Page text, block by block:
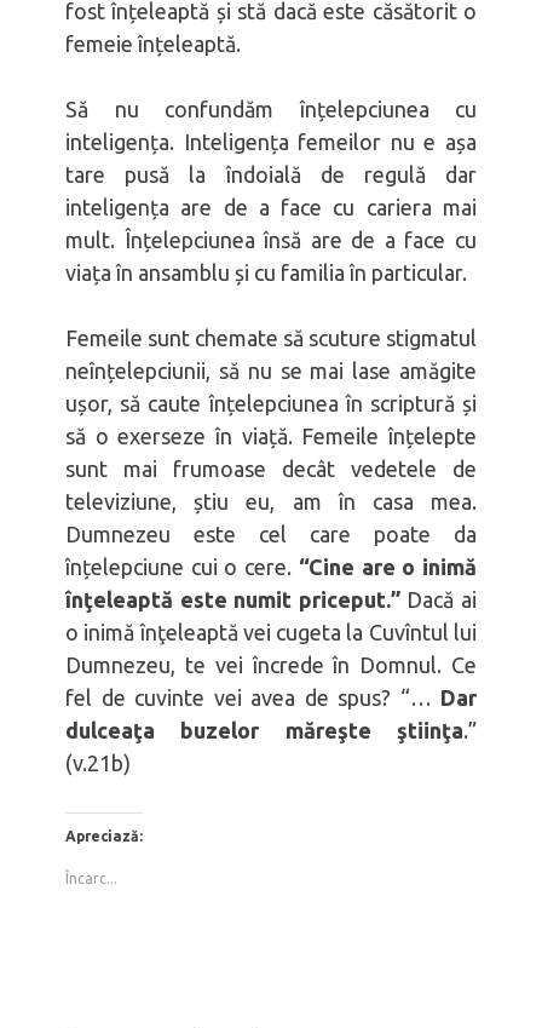
fost înțeleaptă și stă dacă este căsătorit o
femeie înțeleaptă.
Să nu confundăm înțelepciunea cu
inteligența. Inteligența femeilor nu e așa
tare pusă la îndoială de regulă dar
inteligența are de a face cu cariera mai
mult. Înțelepciunea însă are de a face cu
viața în ansamblu și cu familia în particular.
Femeile sunt chemate să scuture stigmatul
neînțelepciunii, să nu se mai lase amăgite
ușor, să caute înțelepciunea în scriptură și
să o exerseze în viață. Femeile înțelepte
sunt mai frumoase decât vedetele de
televiziune, știu eu, am în casa mea.
Dumnezeu este cel care poate da
înțelepciune cui o cere. “Cine are o inimă
înţeleaptă este numit priceput.”Dacă ai
o inimă înţeleaptă vei cugeta la Cuvîntul lui
Dumnezeu, te vei încrede în Domnul. Ce
fel de cuvinte vei avea de spus? “… Dar
dulceaţa buzelor măreşte ştiinţa.”
(v.21b)
Apreciază:
Încarc...